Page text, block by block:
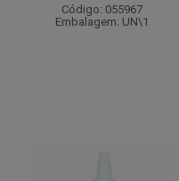
Código: 055967
Embalagem: UN\1